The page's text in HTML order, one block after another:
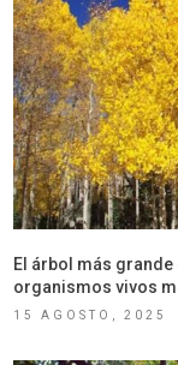
El árbol más
organismos vivos
15 AGOSTO, 2025